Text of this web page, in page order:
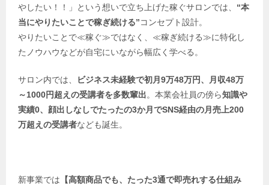
やしたい！！」という想いで立ち上げた稼ぐサロンでは、 “本
当にやりたいことで稼ぎ続ける”コンセプト設計。
やりたいことで≪稼ぐ≫ではなく、≪稼ぎ続ける≫に特化し
たノウハウなどが自宅にいながら幅広く学べる。
サロン内では、 ビジネス未経験で初月9万48万円、月収48万
～1000円超えの受講者を多数輩出。本業会社員の傍ら知識や
実績0、顔出しなしでたったの3か月でSNS経由の月売上200
万超えの受講者なども誕生。
新事業では 【高額商品でも、たった3通で即売れする仕組み